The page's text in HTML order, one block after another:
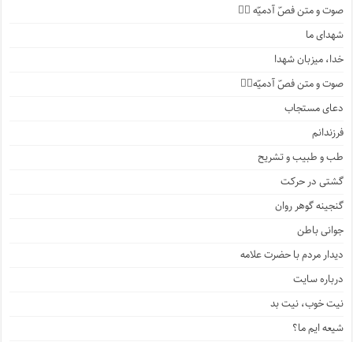
صوت و متن فصّ آدمیّه ۲️⃣
شهدای ما
خدا، میزبان شهدا
صوت و متن فصّ آدمیّه۱️⃣
دعای مستجاب
فرزندانم
طب و طبیب و تشریح
گشتی در حرکت
گنجینه گوهر روان
جوانی باطن
دیدار مردم با حضرت علامه
درباره سایت
نیت خوب، نیت بد
شیعه ایم ما؟